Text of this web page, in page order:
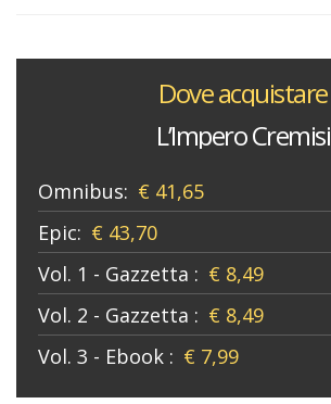
Dove acquistare
L’Impero Cremisi
Omnibus: € 41,65
Epic: € 43,70
Vol. 1 - Gazzetta : € 8,49
Vol. 2 - Gazzetta : € 8,49
Vol. 3 - Ebook : € 7,99